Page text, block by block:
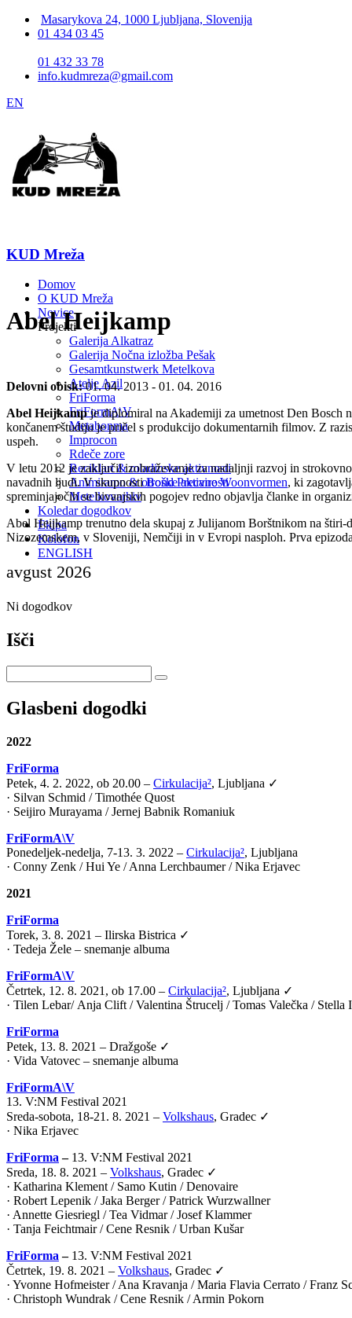
Masarykova 24, 1000 Ljubljana, Slovenija
01 434 03 45
01 432 33 78
info.kudmreza@gmail.com
EN
KUD Mreža
Domov
O KUD Mreža
Novice
Projekti
Galerija Alkatraz
Galerija Nočna izložba Pešak
Gesamtkunstwerk Metelkova
Atelje Azil
FriForma
FriFormA\V
Metabonma
Improcon
Rdeče zore
Reciklart & mladinske aktivnosti
Animiramo & otroške aktivnosti
Metelkovarhiv
Koledar dogodkov
Ekipa
Kolofon
ENGLISH
Abel Heijkamp
Delovni obisk:01. 04. 2013 - 01. 04. 2016
Abel Heijkampje diplomiral na Akademiji za umetnost Den Bosch
končanem študiju je pričel s produkcijo dokumentarnih filmov. Z
uspeh.
V letu 2012 je zaključil izobraževanje za nadaljnji razvoj in
navadnih ljudi. V skupnostiBond Precaire Woonvormen, ki
spreminjajočih se bivanjskih pogojev redno objavlja članke in
Abel Heijkamp trenutno dela skupaj z Julijanom Borštnikom na
Nizozemskem, v Sloveniji, Nemčiji in v Evropi nasploh. Prva
avgust 2026
Ni dogodkov
Išči
Glasbeni dogodki
2022
FriForma
Petek, 4. 2. 2022, ob 20.00 – Cirkulacija², Ljubljana ✓
· Silvan Schmid / Timothée Quost
· Seijiro Murayama / Jernej Babnik Romaniuk
FriFormA\V
Ponedeljek-nedelja, 7-13. 3. 2022 – Cirkulacija², Ljubljana
· Conny Zenk / Hui Ye / Anna Lerchbaumer / Nika Erjavec
2021
FriForma
Torek, 3. 8. 2021 – Ilirska Bistrica ✓
· Tedeja Žele – snemanje albuma
FriFormA\V
Četrtek, 12. 8. 2021, ob 17.00 – Cirkulacija², Ljubljana ✓
· Tilen Lebar/ Anja Clift /Valentina Štrucelj /Tomas Valečka / Stella
FriForma
Petek, 13. 8. 2021 – Dražgoše ✓
· Vida Vatovec – snemanje albuma
FriFormA\V
13. V:NM Festival 2021
Sreda-sobota, 18-21. 8. 2021 – Volkshaus, Gradec ✓
· Nika Erjavec
FriForma – 13. V:NM Festival 2021
Sreda, 18. 8. 2021 – Volkshaus, Gradec ✓
· Katharina Klement / Samo Kutin / Denovaire
· Robert Lepenik / Jaka Berger / Patrick Wurzwallner
· Annette Giesriegl / Tea Vidmar / Josef Klammer
· Tanja Feichtmair / Cene Resnik / Urban Kušar
FriForma – 13. V:NM Festival 2021
Četrtek, 19. 8. 2021 – Volkshaus, Gradec ✓
· Yvonne Hofmeister / Ana Kravanja / Maria Flavia Cerrato / Franz
· Christoph Wundrak / Cene Resnik / Armin Pokorn